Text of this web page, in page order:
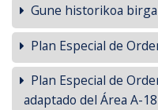
Gune historikoa
Plan Especial de
Plan Especial de
adaptado del Área A-18